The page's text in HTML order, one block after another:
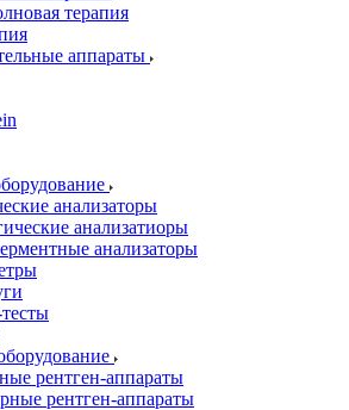
терапия
аппараты
анализаторы
анализатиоры
анализаторы
рентген-аппараты
рентген-аппараты